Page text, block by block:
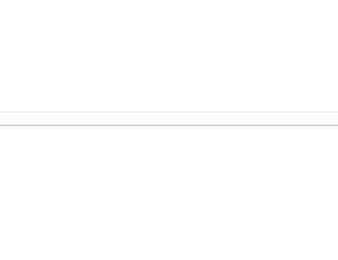
Zelensky
înlăturat din Iași